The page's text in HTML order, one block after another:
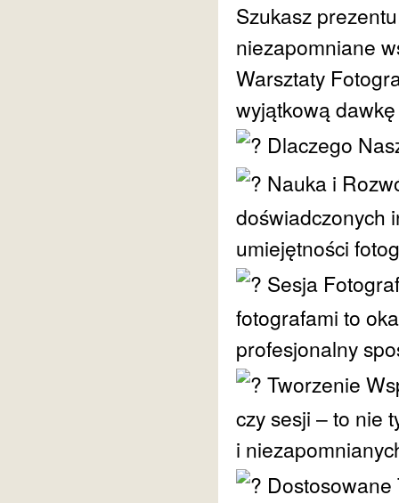
Szukasz
niezapomniane
Warsztaty
wyjątkową
Dlaczego
Nauka i
doświadczonych
umiejętności
Sesja
fotografami to
profesjonalny
Tworzenie
czy sesji – to nie
i
Dostosowane